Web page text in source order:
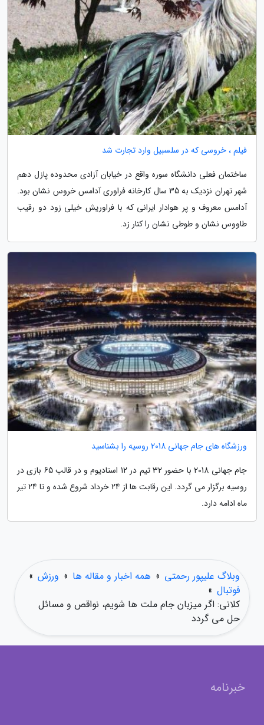
فیلم ، خروسی که در سلسبیل وارد تجارت شد
ساختمان فعلی دانشگاه سوره واقع در خیابان آزادی محدوده پازل دهم
شهر تهران نزدیک به 35 سال کارخانه فراوری آدامس خروس نشان بود.
آدامس معروف و پر هوادار ایرانی که با فراوریش خیلی زود دو رقیب
طاووس نشان و طوطی نشان را کنار زد.
ورزشگاه های جام جهانی 2018 روسیه را بشناسید
جام جهانی 2018 با حضور 32 تیم در 12 استادیوم و در قالب 65 بازی در
روسیه برگزار می گردد. این رقابت ها از 24 خرداد شروع شده و تا 24 تیر
ماه ادامه دارد.
وبلاگ علیپور رحمتی » همه اخبار و مقاله ها » ورزش »
فوتبال »
کلانی: اگر میزبان جام ملت ها شویم، نواقص و مسائل
حل می گردد
خبرنامه